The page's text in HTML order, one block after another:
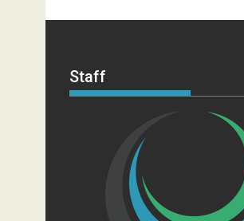
Staff